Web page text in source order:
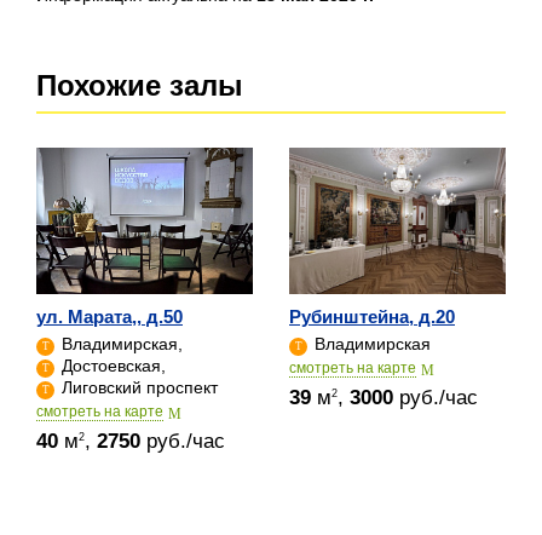
Похожие залы
ул. Марата,, д.50
Владимирская,
Достоевская,
Лиговский проспект
cмотреть на карте
40 м2, 2750 руб./час
Рубинштейна, д.20
Владимирская
cмотреть на карте
39 м2, 3000 руб./час